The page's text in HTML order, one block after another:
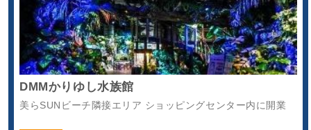
DMMかりゆし水族館
美らSUNビーチ隣接エリア ショッピングセンター内に開業